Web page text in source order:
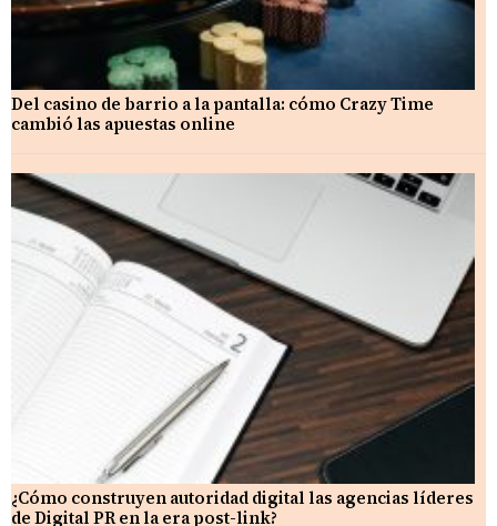
Del casino de barrio a la pantalla: cómo Crazy Time
cambió las apuestas online
¿Cómo construyen autoridad digital las agencias líderes
de Digital PR en la era post-link?